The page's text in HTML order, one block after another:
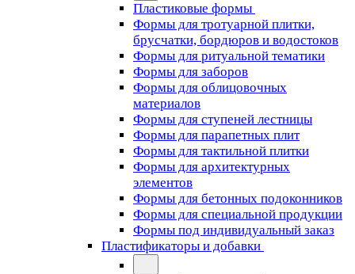
Пластиковые формы
Формы для тротуарной плитки,
брусчатки, бордюров и водостоков
Формы для ритуальной тематики
Формы для заборов
Формы для облицовочных
материалов
Формы для ступеней лестницы
Формы для парапетных плит
Формы для тактильной плитки
Формы для архитектурных
элементов
Формы для бетонных подоконников
Формы для специальной продукции
Формы под индивидуальный заказ
Пластификаторы и добавки